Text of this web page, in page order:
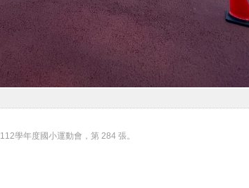
112學年度國小運動會，第 284 張。